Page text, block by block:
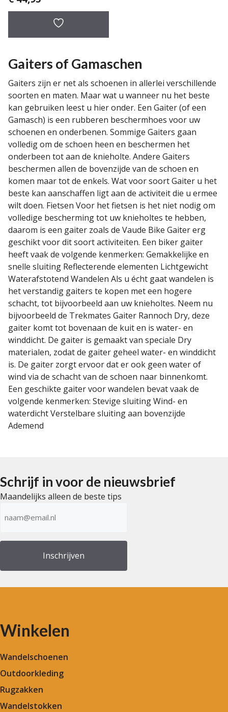
Gaiters of Gamaschen
Gaiters zijn er net als schoenen in allerlei verschillende
soorten en maten. Maar wat u wanneer nu het beste
kan gebruiken leest u hier onder. Een Gaiter (of een
Gamasch) is een rubberen beschermhoes voor uw
schoenen en onderbenen. Sommige Gaiters gaan
volledig om de schoen heen en beschermen het
onderbeen tot aan de knieholte. Andere Gaiters
beschermen allen de bovenzijde van de schoen en
komen maar tot de enkels. Wat voor soort Gaiter u het
beste kan aanschaffen ligt aan de activiteit die u ermee
wilt doen. Fietsen Voor het fietsen is het niet nodig om
volledige bescherming tot uw knieholtes te hebben,
daarom is een gaiter zoals de Vaude Bike Gaiter erg
geschikt voor dit soort activiteiten. Een biker gaiter
heeft vaak de volgende kenmerken: Gemakkelijke en
snelle sluiting Reflecterende elementen Lichtgewicht
Waterafstotend Wandelen Als u écht gaat wandelen is
het verstandig gaiters te kopen met een hogere
schacht, tot bijvoorbeeld aan uw knieholtes. Neem nu
bijvoorbeeld de Trekmates Gaiter Rannoch Dry, deze
gaiter komt tot bovenaan de kuit en is water- en
winddicht. De gaiter is gemaakt van speciale Dry
materialen, zodat de gaiter geheel water- en winddicht
is. De gaiter zorgt ervoor dat er ook geen water of
wind via de schacht van de schoen naar binnenkomt.
Een geschikte gaiter voor wandelen bevat vaak de
volgende kenmerken: Stevige sluiting Wind- en
waterdicht Verstelbare sluiting aan bovenzijde
Ademend
Schrijf in voor de nieuwsbrief
Maandelijks alleen de beste tips
mailadres
Winkelen
Wandelschoenen
Outdoorkleding
Rugzakken
Wandelstokken